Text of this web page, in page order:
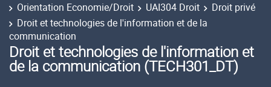
Orientation Economie/Droit
UAI304 Droit
Droit privé
Droit et technologies de l'information et de la
communication
Droit et technologies de l'information et
de la communication (TECH301_DT)